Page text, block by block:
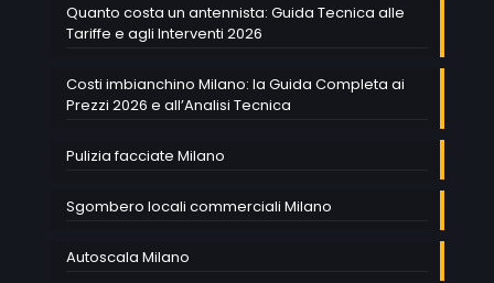
Quanto costa un antennista: Guida Tecnica alle
Tariffe e agli Interventi 2026
Costi imbianchino Milano: la Guida Completa ai
Prezzi 2026 e all’Analisi Tecnica
Pulizia facciate Milano
Sgombero locali commerciali Milano
Autoscala Milano